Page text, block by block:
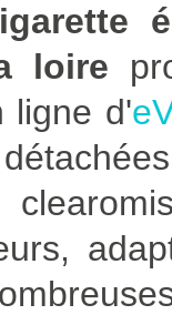
loire
ligne d'